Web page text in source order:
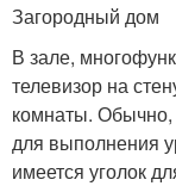
Загородный дом
В зале,
телевизор на
комнаты. Обычно,
для выполнения
имеется уголок